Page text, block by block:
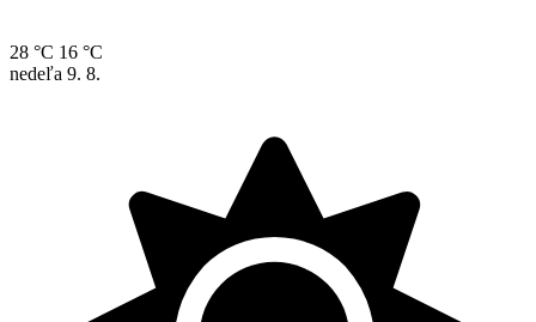
28 °C 16 °C
nedeľa 9. 8.